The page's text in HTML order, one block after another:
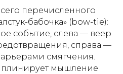
перечисленного
бабочка» (bow-tie):
событие, слева — веер
справа —
смягчения.
мышление